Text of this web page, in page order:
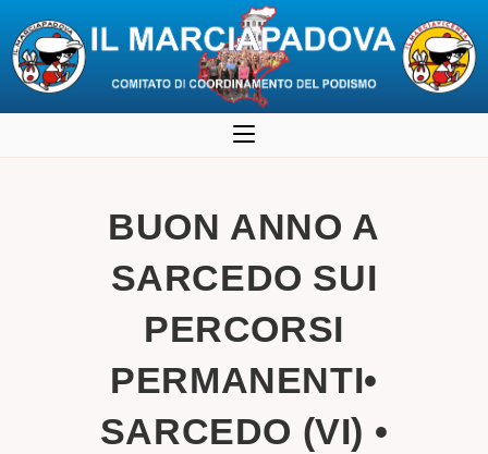
al
BUON ANNO A
SARCEDO SUI
PERCORSI
PERMANENTI•
SARCEDO (VI) •